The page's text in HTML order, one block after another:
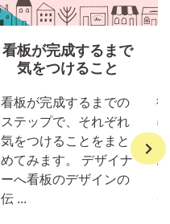
看板が完成するまで
気をつけること
看板が完成するまでの
ステップで、それぞれ
気をつけることをまと
めてみます。 デザイナ
ーへ看板のデザインの
伝 ...